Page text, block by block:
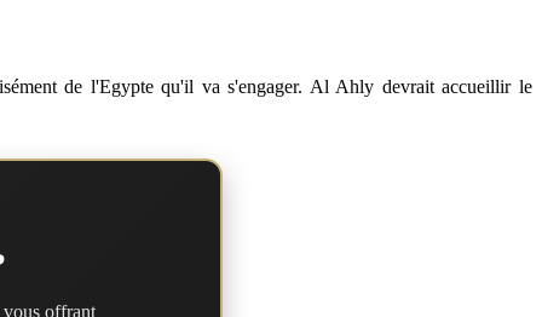
de l'Egypte qu'il va s'engager. Al Ahly devrait accueillir le
vous offrant